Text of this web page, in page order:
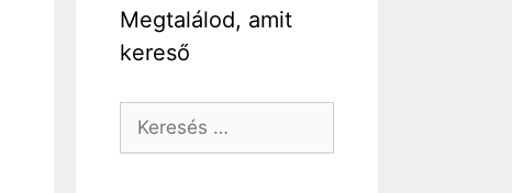
Megtalálod, amit
kereső
Keresés: